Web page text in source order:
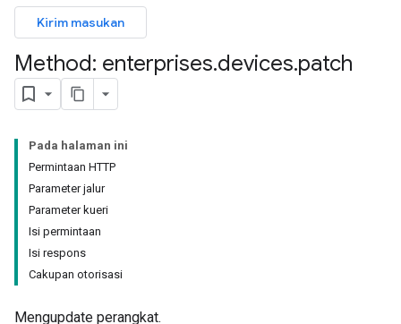
Kirim masukan
Method: enterprises.devices.patch
Pada halaman ini
Permintaan HTTP
Parameter jalur
Parameter kueri
Isi permintaan
Isi respons
Cakupan otorisasi
Mengupdate perangkat.